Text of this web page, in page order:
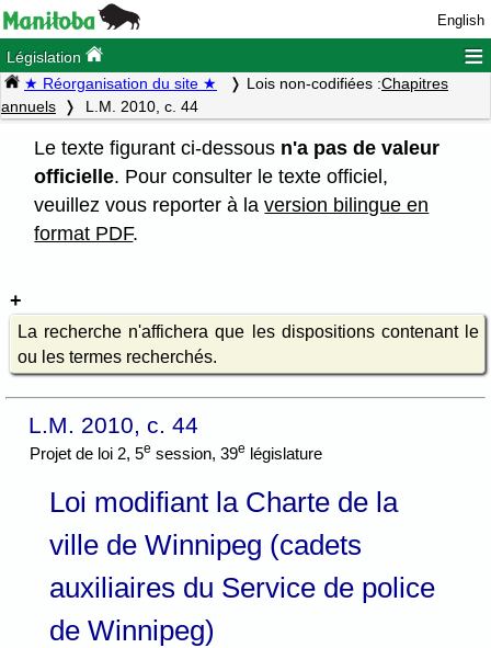
English
Législation ≡
★ Réorganisation du site ★ Lois non-codifiées :Chapitres
annuels
L.M. 2010, c. 44
Le texte figurant ci-dessous n'a pas de valeur
officielle. Pour consulter le texte officiel,
veuillez vous reporter à laversion bilingue en
format PDF.
La recherche n'affichera que les dispositions contenant le
ou les termes recherchés.
L.M. 2010, c. 44
Projet de loi 2, 5e session, 39e législature
Loi modifiant la Charte de la
ville de Winnipeg (cadets
auxiliaires du Service de police
de Winnipeg)